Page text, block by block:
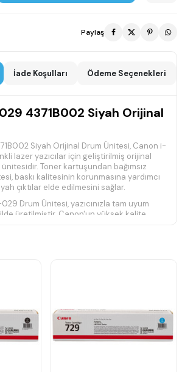
Paylaş
İade Koşulları Ödeme Seçenekleri
4371B002 Siyah Orijinal
Siyah Orijinal Drum Ünitesi, Canon i-
lazer yazıcılar için geliştirilmiş orijinal
Toner kartuşundan bağımsız
baskı kalitesinin korunmasına yardımcı
çıktılar elde edilmesini sağlar.
Drum Ünitesi, yazıcınızla tam uyum
üretilmiştir. Canon'un yüksek kalite
katkı sağlar.
göre
029 / 4371B002
(Görüntüleme) Ünitesi
7.000 Sayfa(Üretici verisi)